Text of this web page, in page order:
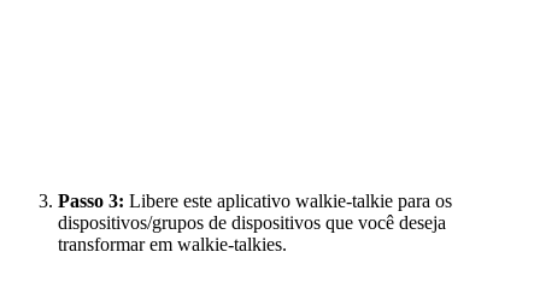
Passo 3: Libere este aplicativo walkie-talkie para os
dispositivos/grupos de dispositivos que você deseja
transformar em walkie-talkies.